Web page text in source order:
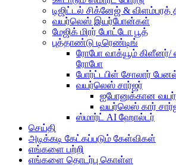
டிஜிட்டல் சிக்னேஜ் & விளம்பரத்
வயர்லெஸ் இயர்போன்கள்
மேஜிக் மிரர் போட்டோ பூத்
புத்தாண்டு டிரெண்டிங்
ரோபோ வாக்யூம் கிளீனர்/
ரோபோ
போர்ட்டபிள் சோலார்
வயர்லெஸ் சார்ஜர்
ஐபோனுக்கான
வயர்லெஸ் கார்
ஸ்மார்ட் AI ஹோல்டர்
செய்தி
அடிக்கடி கேட்கப்படும் கேள்விகள்
எங்களை பற்றி
எங்களை தொடர்பு கொள்ள